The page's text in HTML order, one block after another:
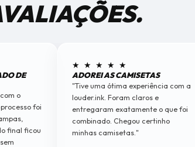
DE
o
foi
final ficou
★ ★ ★ ★ ★
ADOREI AS CAMISETAS
"Tive uma ótima experiência com a
louder.ink. Foram claros e
entregaram exatamente o que foi
combinado. Chegou certinho
minhas camisetas."